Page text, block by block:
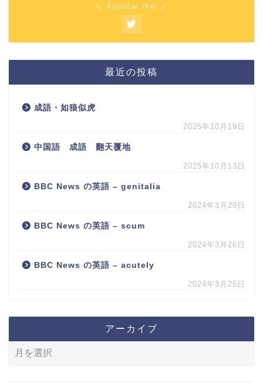
＼ Follow me ／
最近の投稿
成語・如狼似虎
2025年10月19日
中国語 成語 翻天覆地
2025年10月13日
BBC News の英語 – genitalia
2024年3月29日
BBC News の英語 – scum
2024年3月26日
BBC News の英語 – acutely
2024年3月25日
アーカイブ